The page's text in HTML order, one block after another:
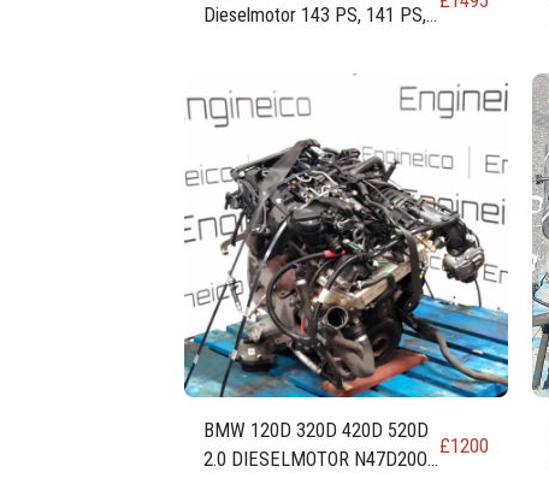
Dieselmotor 143 PS, 141 PS,
BMW 120D 320D 420D 520D
2.0 DIESELMOTOR N47D20O1
£1200